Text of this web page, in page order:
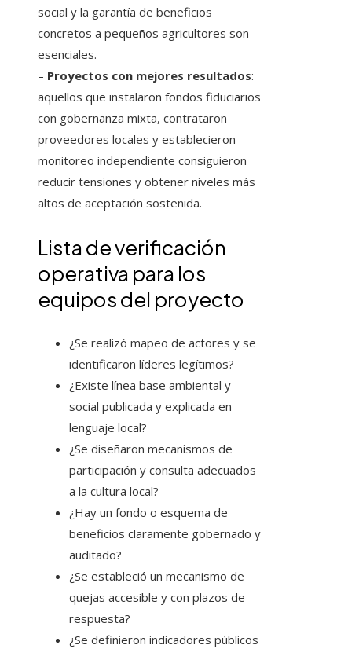
social y la garantía de beneficios
concretos a pequeños agricultores son
esenciales.
– Proyectos con mejores resultados:
aquellos que instalaron fondos fiduciarios
con gobernanza mixta, contrataron
proveedores locales y establecieron
monitoreo independiente consiguieron
reducir tensiones y obtener niveles más
altos de aceptación sostenida.
Lista de verificación
operativa para los
equipos del proyecto
¿Se realizó mapeo de actores y se
identificaron líderes legítimos?
¿Existe línea base ambiental y
social publicada y explicada en
lenguaje local?
¿Se diseñaron mecanismos de
participación y consulta adecuados
a la cultura local?
¿Hay un fondo o esquema de
beneficios claramente gobernado y
auditado?
¿Se estableció un mecanismo de
quejas accesible y con plazos de
respuesta?
¿Se definieron indicadores públicos